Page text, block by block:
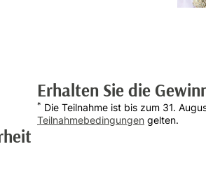
Erhalten Sie die
* Die Teilnahme ist bis zum 31.
Teilnahmebedingungen gelten.